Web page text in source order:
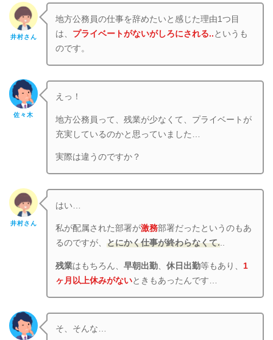
井村さん
地方公務員の仕事を辞めたいと感じた理由1つ目
は、 プライベートがないがしろにされる.. というも
のです。
佐々木
えっ！
地方公務員って、残業が少なくて、プライベートが
充実しているのかと思っていました…
実際は違うのですか？
井村さん
はい…
私が配属された部署が激務部署だったというのもあ
るのですが、とにかく仕事が終わらなくて...
残業はもちろん、早朝出勤 、休日出勤等もあり、 1
ヶ月以上休みがないときもあったんです…
そ、そんな…